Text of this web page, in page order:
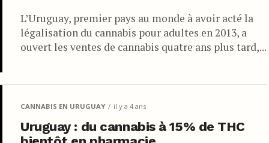
les maladies neurologiques dégénératives.
L’Uruguay, premier pays au monde à avoir acté la
légalisation du cannabis pour adultes en 2013, a
ouvert les ventes de cannabis quatre ans plus tard,...
CANNABIS EN URUGUAY il y a 4 ans
Uruguay : du cannabis à 15% de THC